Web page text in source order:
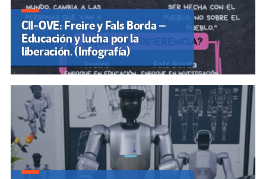
CII-OVE: Freire y Fals Borda –
Educación y lucha por la
liberación. (Infografía)